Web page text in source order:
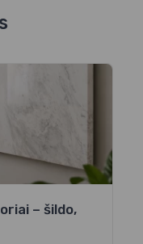
– šildo,